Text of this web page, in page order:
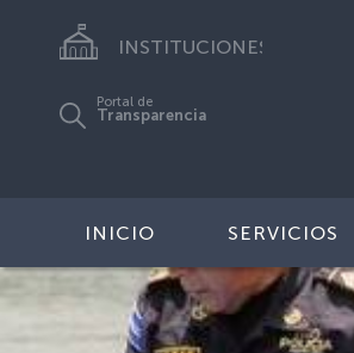
INSTITUCIONES
Portal de
Transparencia
INICIO SERVICIOS